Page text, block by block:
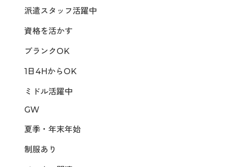
派遣スタッフ活躍中
資格を活かす
ブランクOK
1日4HからOK
ミドル活躍中
GW
夏季・年末年始
制服あり